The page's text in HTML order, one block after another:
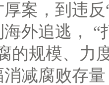
案，到违
外追逃，
的规模、力
消减腐败存